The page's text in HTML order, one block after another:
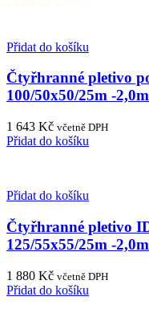
Přidat do košíku
Čtyřhranné pletivo
100/50x50/25m -
1 643 Kč včetně DPH
Přidat do košíku
Přidat do košíku
Čtyřhranné pletivo
125/55x55/25m -
1 880 Kč včetně DPH
Přidat do košíku